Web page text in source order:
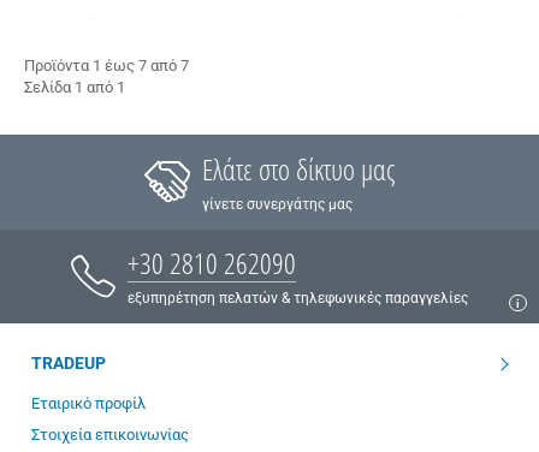
Προϊόντα 1 έως 7 από 7
Σελίδα 1 από 1
Ελάτε στο δίκτυο μας
γίνετε συνεργάτης μας
+30 2810 262090
εξυπηρέτηση πελατών & τηλεφωνικές παραγγελίες
TRADEUP
Εταιρικό προφίλ
Στοιχεία επικοινωνίας